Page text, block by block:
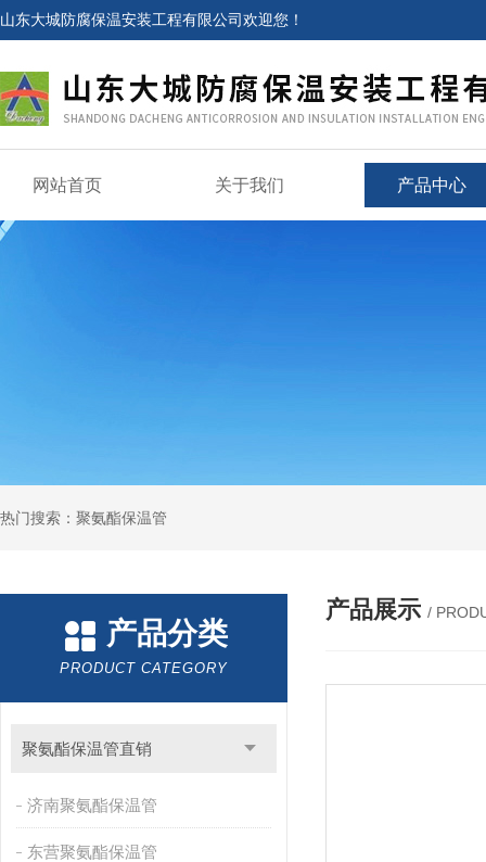
山东大城防腐保温安装工程有限公司欢迎您！
网站首页 关于我们 产品中心
热门搜索：聚氨酯保温管
产品分类
PRODUCT CATEGORY
聚氨酯保温管直销
济南聚氨酯保温管
东营聚氨酯保温管
产品展示 /